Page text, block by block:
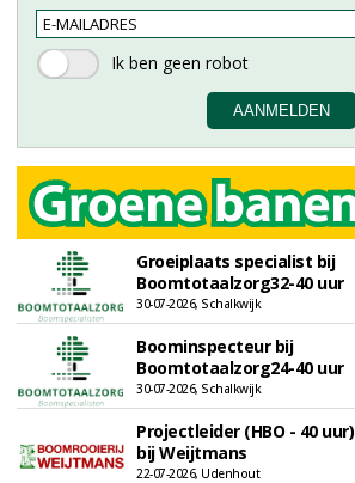
Groeiplaats specialist bij
Boomtotaalzorg32-40 uur
30-07-2026, Schalkwijk
Boominspecteur bij
Boomtotaalzorg24-40 uur
30-07-2026, Schalkwijk
Projectleider (HBO - 40 uur)
bij Weijtmans
22-07-2026, Udenhout